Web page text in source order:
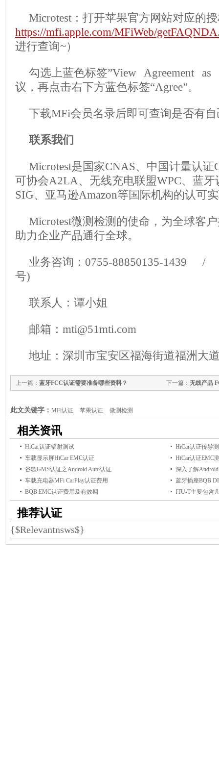
Microtest：打开苹果官方网站对应的
https://mfi.apple.com/MFiWeb/
进行查询~）
勾选上蓝色标签”View Agreement as
议，再点击右下方蓝色标签“Agree”。
下载MFi会员名录后即可查询是否有
联系我们
Microtest是国家CNAS、中国计量认
可协会A2LA、无线充电联盟WPC、蓝
SIG、亚马逊Amazon等国际机构的认可
Microtest微测检测的使命，为全球客
助力企业产品通行全球。
业务咨询：0755-88850135-1439 /
号)
联系人：谭小姐
邮箱：mti@51mti.com
地址：深圳市宝安区福海街道福洲大
下一篇： 无线产品
上一篇： 蓝牙FCC认证需要准备哪些资料？
此文关键字： MFi认证 苹果认证 微测检测
相关资讯
HiCar认证辐射测试
HiCar认证传导
车载显示屏HiCar EMC认证
HiCar认证EMC
谷歌GMS认证之Android Auto认证
深入了解
车载充电器MFi CarPlay认证费用
蓝牙插座BQB
BQB EMC认证费用及有效期
ITU-T主要包含
推荐认证
{$Relevantnsws$}